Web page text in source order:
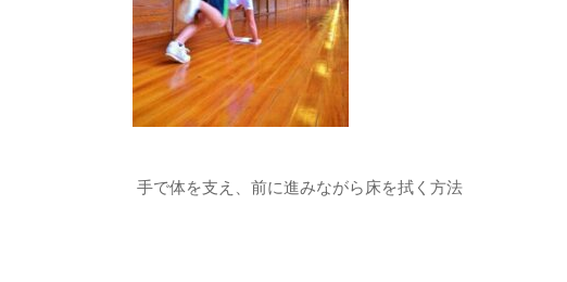
手で体を支え、前に進みながら床を拭く方法